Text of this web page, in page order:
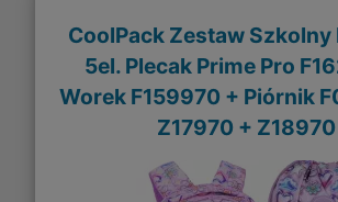
CoolPack Zestaw Szkolny
5el. Plecak Prime Pro
Worek F159970 + Piórnik
Z17970 + Z18970